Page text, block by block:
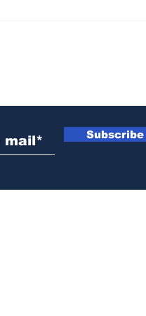
Subscribe